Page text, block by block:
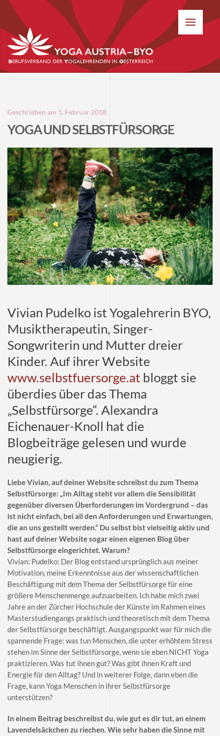
Geschrieben am 1. Februar 2018.
YOGA UND SELBSTFÜRSORGE
Vivian Pudelko ist Yogalehrerin BYO,
Musiktherapeutin, Singer-
Songwriterin und Mutter dreier
Kinder. Auf ihrer Website
www.selbstfuersorge.at bloggt sie
überdies über das Thema
„Selbstfürsorge“. Alexandra
Eichenauer-Knoll hat die
Blogbeiträge gelesen und wurde
neugierig.
Liebe Vivian, auf deiner Website schreibst du zum Thema
Selbstfürsorge: „Im Alltag steht vor allem die Sensibilität
gegenüber diversen Überforderungen im Vordergrund – das
ist nicht einfach, bei all den Anforderungen und Erwartungen,
die an uns gestellt werden.“ Du selbst bist vielseitig aktiv und
hast auf deiner Website sogar einen eigenen Blog über
Selbstfürsorge eingerichtet. Warum?
Vivian: Pudelko: Der Blog entstand ursprünglich aus meiner
Motivation, meine Erkenntnisse aus der wissenschaftlichen
Beschäftigung mit dem Thema der Selbstfürsorge für eine
größere Menschenmenge aufzuarbeiten. Ich habe mich zwei
Jahre an der Zürcher Hochschule der Künste im Rahmen eines
Masterstudiengangs praktisch und theoretisch mit dem Thema
der Selbstfürsorge beschäftigt. Ausgangspunkt war für mich die
spannende Frage: was tun Menschen, die unter erhöhtem Stress
stehen im Sinne der Selbstfürsorge, wenn sie eben NICHT Yoga
praktizieren. Was tut ihnen gut? Was gibt ihnen Kraft und
Energie für den Alltag? Und in weiterer Folge, dann eben die
Frage, kann Yoga Menschen in ihrer Selbstfürsorge
unterstützen?
In einem Beitrag beschreibst du, wie gut es dir tut, an einem
Lavendelsäckchen zu riechen. Wie sehr haben die Sinne mit